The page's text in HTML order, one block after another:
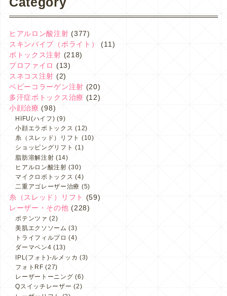
ヒアルロン酸注射 (377)
スキンバイブ（ボライト）
(11)
ボトックス注射 (218)
プロファイロ (13)
スネコス注射 (2)
ベビーコラーゲン注射 (20)
多汗症ボトックス治療 (12)
小顔治療 (98)
HIFU(ハイフ) (9)
小顔エラボトックス (12)
糸（スレッド）リフト (10)
ショッピングリフト (1)
脂肪溶解注射 (14)
ヒアルロン酸注射 (30)
マイクロボトックス (4)
二重アゴレーザー治療 (5)
糸（スレッド）リフト
(59)
レーザー・その他 (228)
ポテンツァ (2)
美肌エクソソーム (3)
トライフィルプロ (4)
ダーマペン4 (13)
IPL(フォト)-ルメッカ (3)
フォトRF (27)
レーザートーニング (6)
Qスイッチレーザー (2)